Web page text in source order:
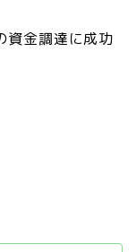
資金調達に成功